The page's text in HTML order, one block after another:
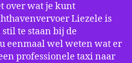
over wat je kunt
Liezele is
te staan bij de
eenmaal wel weten wat er
professionele taxi naar